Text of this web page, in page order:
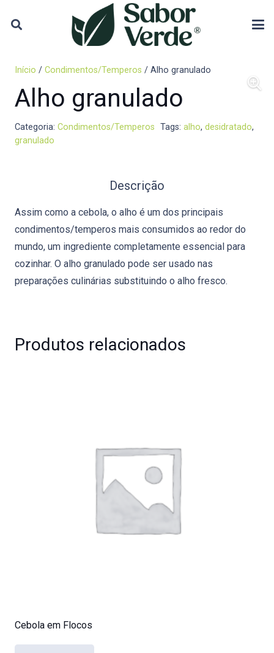
Início / Condimentos/Temperos / Alho granulado
Alho granulado
Categoria: Condimentos/Temperos Tags: alho, desidratado,
granulado
Descrição
Assim como a cebola, o alho é um dos principais
condimentos/temperos mais consumidos ao redor do
mundo, um ingrediente completamente essencial para
cozinhar. O alho granulado pode ser usado nas
preparações culinárias substituindo o alho fresco.
Produtos relacionados
Cebola em Flocos